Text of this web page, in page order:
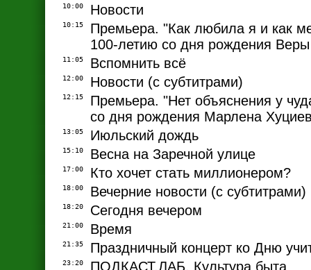
10:00 Новости
10:15
Премьера. "Как любила я и как
100-летию со дня рождения
11:05 Вспомнить всё
12:00 Новости (с субтитрами)
12:15
Премьера. "Нет объяснения у
со дня рождения Марлена
13:05 Июльский дождь
15:10 Весна на Заречной улице
17:00 Кто хочет стать миллионером?
18:00 Вечерние новости (с субтитрами)
18:20 Сегодня вечером
21:00 Время
21:35 Праздничный концерт ко Дню
23:20
ПОДКАСТ.ЛАБ. Культура быта